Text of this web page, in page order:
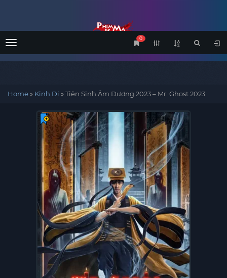
Menu
0
Home» Kinh Dị »Tiên Sinh Âm Dương 2023 – Mr. Ghost 2023